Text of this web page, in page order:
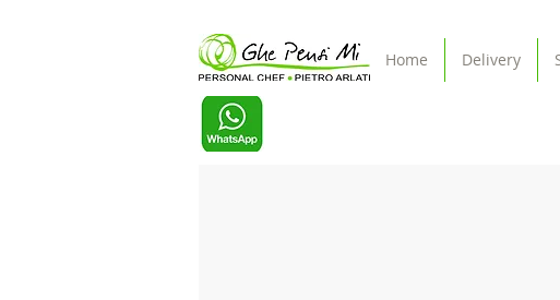
Home Delivery